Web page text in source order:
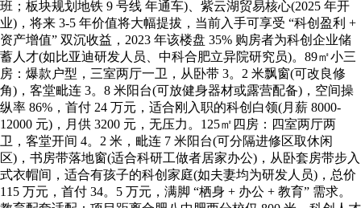
班；板块规划地铁 9 号线 年通车)、紫云湖贸易核心(2025 年开
业)，将来 3-5 年价值将大幅提拔，当前入手可享受 “科创盈利 +
资产增值” 双沉收益，2023 年该楼盘 35% 购房者为科创企业储
蓄人才(如比亚迪研发人员、中科合肥立异院研究员)。89㎡小三
房：爆款户型，三室两厅一卫，从卧带 3。2 米飘窗(可改良修
角)，客堂毗连 3。8 米阳台(可放健身器材或露营配备)，空间操
纵率 86%，首付 24 万元，适合刚入职的科创白领(月薪 8000-
12000 元)，月供 3200 元，无压力。125㎡四房：四室两厅两
卫，客堂开间 4。2 米，毗连 7 米阳台(可分隔进修区取休闲
区)，书房带落地窗(适合科研工做者居家办公)，从卧套房带步入
式衣帽间，适合有孩子的科创家庭(如夫妻均为研发人员)，总价
115 万元，首付 34。5 万元，满脚 “栖身 + 办公 + 教育” 需求。